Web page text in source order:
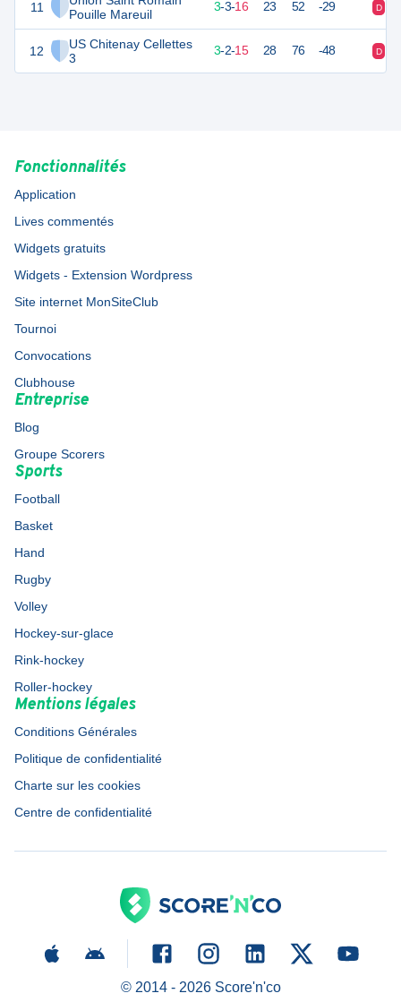
11
Pouille Mareuil
12
US Chitenay Cellettes
3
12 3-3-16 23 52 -29 D
9 22 3-2-15 28 76 -48 D
Fonctionnalités
Application
Lives commentés
Widgets gratuits
Widgets - Extension Wordpress
Site internet MonSiteClub
Tournoi
Convocations
Clubhouse
Entreprise
Blog
Groupe Scorers
Sports
Football
Basket
Hand
Rugby
Volley
Hockey-sur-glace
Rink-hockey
Roller-hockey
Mentions légales
Conditions Générales
Politique de confidentialité
Charte sur les cookies
Centre de confidentialité
© 2014 - 2026Score'n'co